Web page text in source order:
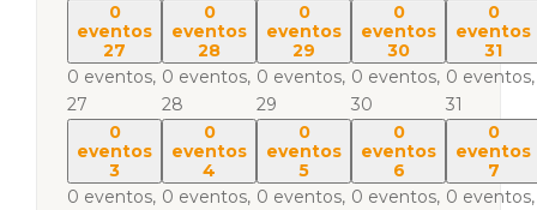
0
eventos
27
0 eventos,
27
0
eventos
28
0 eventos,
28
0
eventos
29
0 eventos,
29
0
eventos
30
0 eventos,
30
0
eventos
31
0 eventos,
31
0
eventos
3
0 eventos,
0
eventos
4
0 eventos,
0
eventos
5
0 eventos,
0
eventos
6
0 eventos,
0
eventos
7
0 eventos,